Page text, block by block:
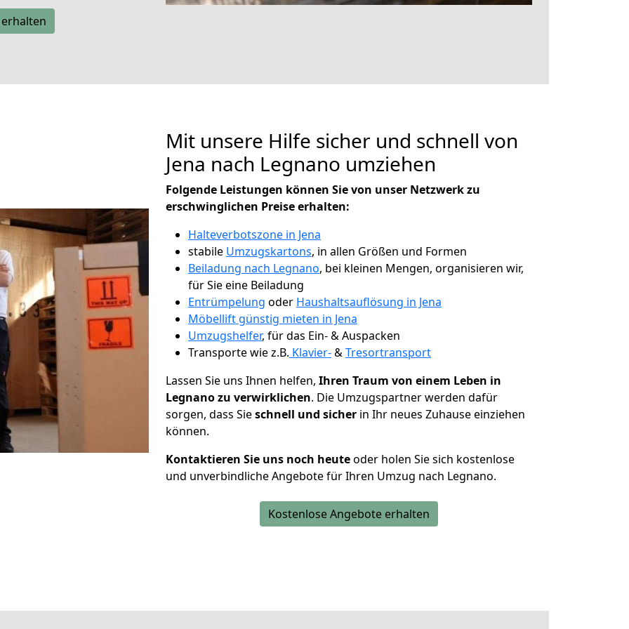
Mit unsere Hilfe sicher und schnell von
Jena nach Legnano umziehen
Folgende Leistungen können Sie von unser Netzwerk zu
erschwinglichen Preise erhalten:
Halteverbotszone in Jena
stabile Umzugskartons, in allen Größen und Formen
Beiladung nach Legnano, bei kleinen Mengen, organisieren wir,
für Sie eine Beiladung
Entrümpelung oder Haushaltsauflösung in Jena
Möbellift günstig mieten in Jena
Umzugshelfer, für das Ein- & Auspacken
Transporte wie z.B. Klavier-&Tresortransport
Lassen Sie uns Ihnen helfen, Ihren Traum von einem Leben in
Legnano zu verwirklichen. Die Umzugspartner werden dafür
sorgen, dass Sieschnell und sicher in Ihr neues Zuhause einziehen
können.
Kontaktieren Sie uns noch heuteoder holen Sie sich kostenlose
und unverbindliche Angebote für Ihren Umzug nach Legnano.
Kostenlose Angebote erhalten